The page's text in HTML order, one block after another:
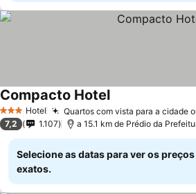
3 EstrelasHotel Quartos com vista para a cidade
Compacto Hotel
7,2 1.107 a 15.1 km de Prédio da
Selecione as datas para ver os preços
exatos.